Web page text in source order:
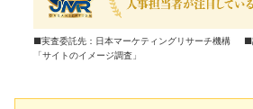
■実査委託先：日本マーケティングリサーチ機構 ■
「サイトのイメージ調査」